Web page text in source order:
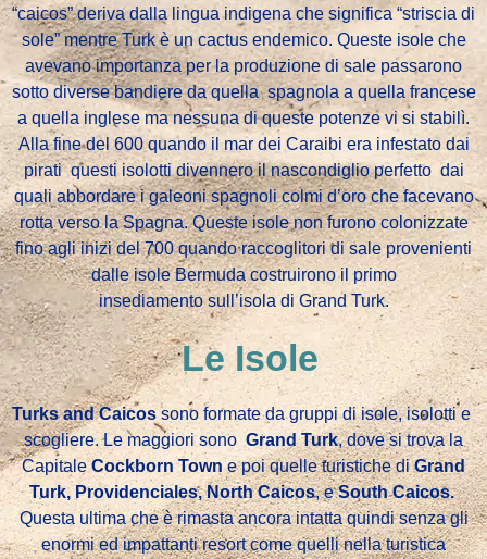
“caicos” deriva dalla lingua indigena che significa “striscia di
sole” mentre Turk è un cactus endemico. Queste isole che
avevano importanza per la produzione di sale passarono
sotto diverse bandiere da quella spagnola a quella francese
a quella inglese ma nessuna di queste potenze vi si stabilì.
Alla fine del 600 quando il mar dei Caraibi era infestato dai
pirati questi isolotti divennero il nascondiglio perfetto dai
quali abbordare i galeoni spagnoli colmi d’oro che facevano
rotta verso la Spagna. Queste isole non furono colonizzate
fino agli inizi del 700 quando raccoglitori di sale provenienti
dalle isole Bermuda costruirono il primo
insediamento sull’isola di Grand Turk.
Le Isole
Turks and Caicos sono formate da gruppi di isole, isolotti e
scogliere. Le maggiori sono Grand Turk, dove si trova la
CapitaleCockborn Town e poi quelle turistiche diGrand
Turk, Providenciales, North Caicos, eSouth Caicos.
Questa ultima che è rimasta ancora intatta quindi senza gli
enormi ed impattanti resort come quelli nella turistica